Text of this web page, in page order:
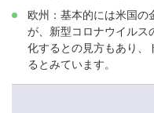
欧州：基本的には米国の
が、新型コロナウイルス
化するとの見方もあり、
るとみています。